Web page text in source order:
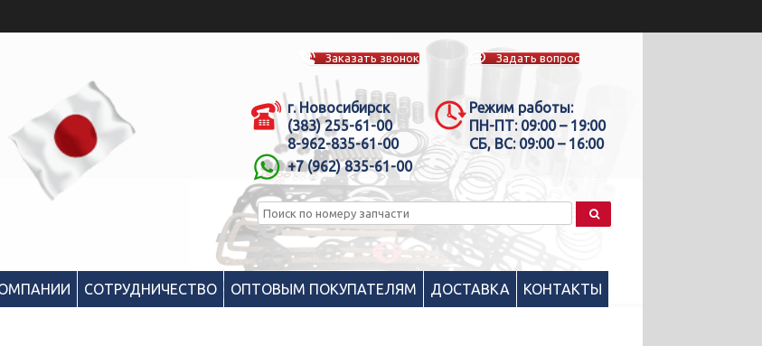
Заказать звонок Задать вопрос
г. Новосибирск
(383) 255-61-00
8-962-835-61-00
+7 (962) 835-61-00
Режим работы:
ПН-ПТ: 09:00 – 19:00
СБ, ВС: 09:00 – 16:00
СОТРУДНИЧЕСТВО ОПТОВЫМ ПОКУПАТЕЛЯМ ДОСТАВКА КОНТАКТЫ